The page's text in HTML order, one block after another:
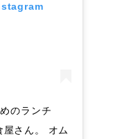
のランチ
屋さん。 オム